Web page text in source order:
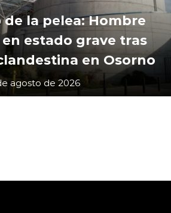
de la pelea: Hombre
estado grave tras
en Osorno
agosto de 2026